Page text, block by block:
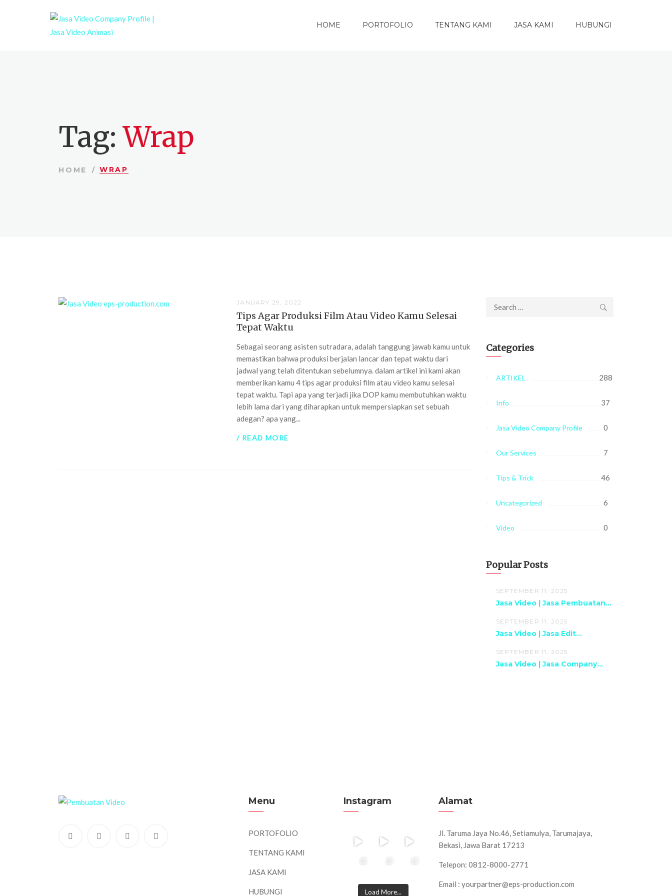
HOME PORTOFOLIO TENTANG KAMI JASA KAMI HUBUNGI
Tag:Wrap
HOME WRAP
JANUARY 29, 2022
Tips Agar Produksi Film Atau Video Kamu Selesai
Tepat Waktu
Sebagai seorang asisten sutradara, adalah tanggung jawab kamu untuk
memastikan bahwa produksi berjalan lancar dan tepat waktu dari
jadwal yang telah ditentukan sebelumnya. dalam artikel ini kami akan
memberikan kamu 4 tips agar produksi film atau video kamu selesai
tepat waktu. Tapi apa yang terjadi jika DOP kamu membutuhkan waktu
lebih lama dari yang diharapkan untuk mempersiapkan set sebuah
adegan? apa yang...
/ READ MORE
Search
Categories
ARTIKEL 288
Info 37
Jasa Video Company Profile 0
Our Services 7
Tips & Trick 46
Uncategorized 6
Video 0
Popular Posts
SEPTEMBER 11, 2025
Jasa Video | Jasa Pembuatan...
SEPTEMBER 11, 2025
Jasa Video | Jasa Edit...
SEPTEMBER 11, 2025
Jasa Video | Jasa Company...
Menu
PORTOFOLIO
TENTANG KAMI
JASA KAMI
HUBUNGI
Instagram
Load More...
Alamat
Jl. Taruma Jaya No.46, Setiamulya, Tarumajaya,
Bekasi, Jawa Barat 17213
Telepon: 0812-8000-2771
Email : yourpartner@eps-production.com